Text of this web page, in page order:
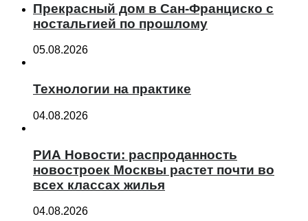
Прекрасный дом в Сан-Франциско с
ностальгией по прошлому
05.08.2026
Технологии на практике
04.08.2026
РИА Новости: распроданность
новостроек Москвы растет почти во
всех классах жилья
04.08.2026